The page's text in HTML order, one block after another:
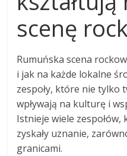
scenę
Rumuńska scena
i jak na każde lokalne
zespoły, które nie tylko
wpływają na kulturę i
Istnieje wiele
zyskały uznanie,
granicami.